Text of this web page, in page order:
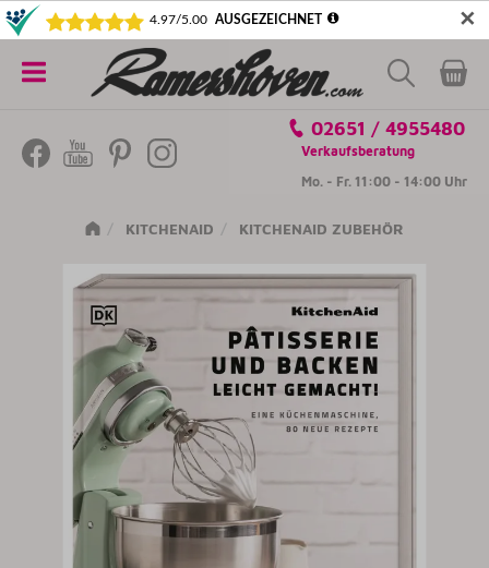
✕
5€ SICHERN! NEWSLETTER ABONNIEREN
Kategorien
02651 / 4955480
Verkaufsberatung
Mo. - Fr. 11:00 - 14:00 Uhr
KITCHENAID KITCHENAID ZUBEHÖR